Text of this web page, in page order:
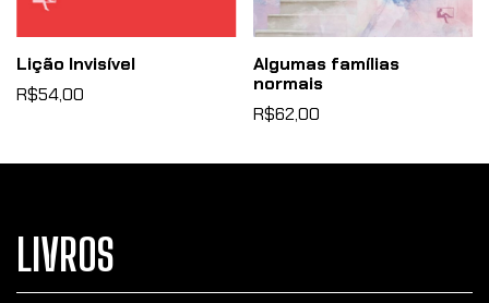
Lição Invisível
R$54,00
Algumas famílias
normais
R$62,00
LIVROS